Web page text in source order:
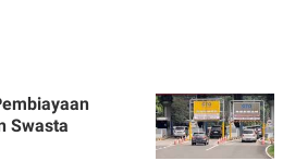
Swasta